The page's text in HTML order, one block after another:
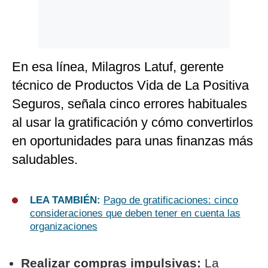
En esa línea, Milagros Latuf, gerente
técnico de Productos Vida de La Positiva
Seguros, señala cinco errores habituales
al usar la gratificación y cómo convertirlos
en oportunidades para unas finanzas más
saludables.
LEA TAMBIÉN: Pago de gratificaciones: cinco
consideraciones que deben tener en cuenta las
organizaciones
Realizar compras impulsivas: La